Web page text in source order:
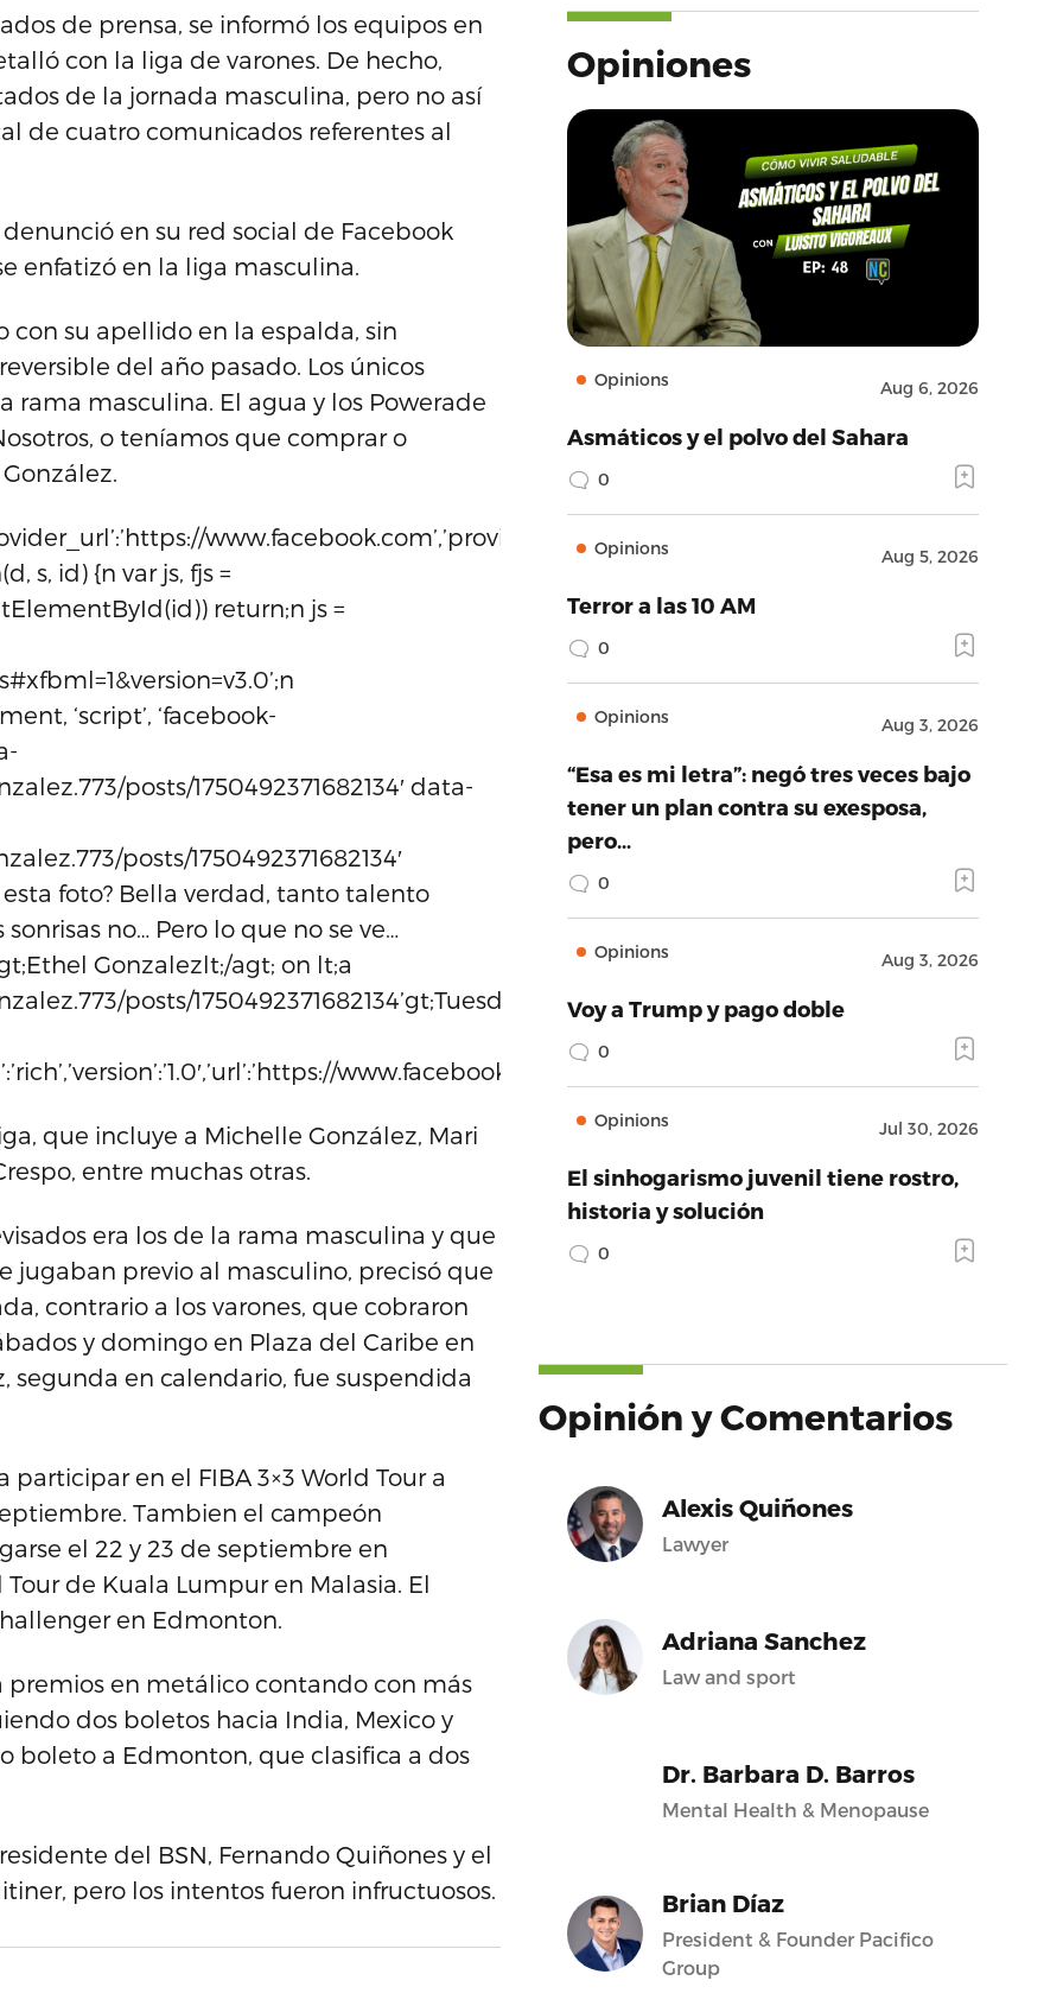
de prensa, se informó los equipos en
con la liga de varones. De hecho,
de la jornada masculina, pero no así
de cuatro comunicados referentes al
en su red social de Facebook
enfatizó en la liga masculina.
con su apellido en la espalda, sin
del año pasado. Los únicos
rama masculina. El agua y los Powerade
o teníamos que comprar o
s, id) {n var js, fjs =
return;n js =
‘script’, ‘facebook-
posts/1750492371682134′ data-
posts/1750492371682134′
foto? Bella verdad, tanto talento
no… Pero lo que no se ve…
Gonzalezlt;/agt; on lt;a
posts/1750492371682134’gt;Tuesday,
www.facebook.com/ethel.gonzalez.773/posts/
que incluye a Michelle González, Mari
entre muchas otras.
era los de la rama masculina y que
jugaban previo al masculino, precisó que
contrario a los varones, que cobraron
y domingo en Plaza del Caribe en
segunda en calendario, fue suspendida
en el FIBA 3×3 World Tour a
Tambien el campeón
el 22 y 23 de septiembre en
de Kuala Lumpur en Malasia. El
en Edmonton.
premios en metálico contando con más
dos boletos hacia India, Mexico y
boleto a Edmonton, que clasifica a dos
del BSN, Fernando Quiñones y el
pero los intentos fueron infructuosos.
Opiniones
Opinions Aug 6, 2026
Asmáticos y el polvo del Sahara
0
Opinions Aug 5, 2026
Terror a las 10 AM
0
Opinions Aug 3, 2026
“Esa es mi letra”: negó tres veces bajo
tener un plan contra su exesposa,
pero…
0
Opinions Aug 3, 2026
Voy a Trump y pago doble
0
Opinions Jul 30, 2026
El sinhogarismo juvenil tiene rostro,
historia y solución
0
Opinión y Comentarios
Alexis Quiñones
Lawyer
Adriana Sanchez
Law and sport
Dr. Barbara D. Barros
Mental Health & Menopause
Brian Díaz
President & Founder Pacifico
Group